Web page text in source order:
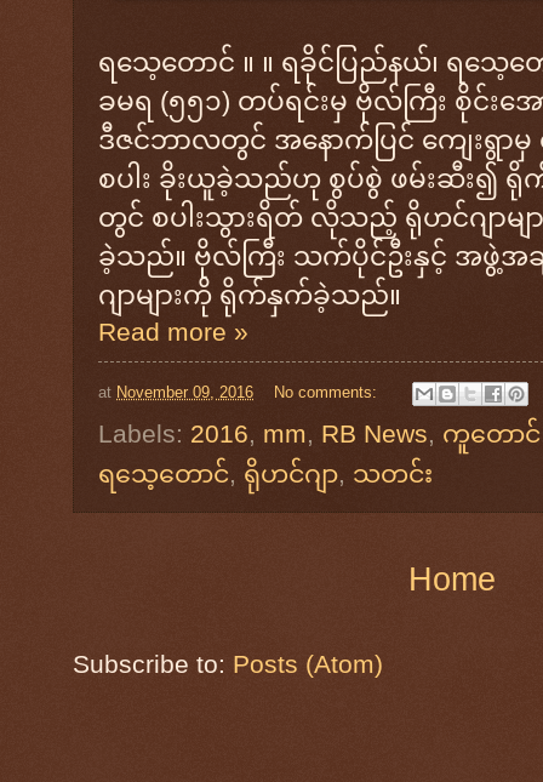
ရသေ့တောင် ။ ။ ရခိုင်ပြည်နယ်၊ ရသေ့
ခမရ (၅၅၁) တပ်ရင်းမှ ဗိုလ်ကြီး စိုင်းအ
ဒီဇင်ဘာလတွင် အနောက်ပြင် ကျေးရွာ
စပါး ခိုးယူခဲ့သည်ဟု စွပ်စွဲ ဖမ်းဆီး၍ ရို
တွင် စပါးသွားရိတ် လိုသည့် ရိုဟင်ဂျာမျ
ခဲ့သည်။ ဗိုလ်ကြီး သက်ပိုင်ဦးနှင့် အဖွဲ့အခ
ဂျာများကို ရိုက်နှက်ခဲ့သည်။
Read more »
at November 09, 2016 No comments:
Labels: 2016, mm, RB News, ကူတောင်
ရသေ့တောင်, ရိုဟင်ဂျာ, သတင်း
Home
Subscribe to: Posts (Atom)